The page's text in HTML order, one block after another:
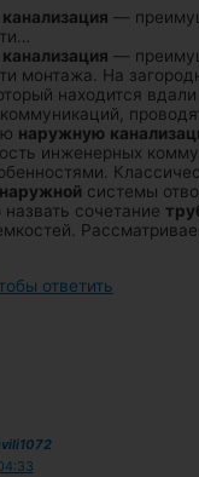
канализация —
канализация —
монтажа. На
находится вдали
наружную
инженерных
наружной системы
сочетание
ответить